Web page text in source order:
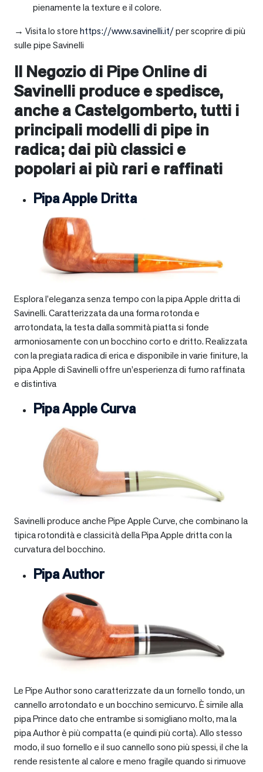
pienamente la texture e il colore.
→ Visita lo storehttps://www.savinelli.it/per scoprire di più
sulle pipe Savinelli
Il Negozio di Pipe Online di
Savinelli produce e spedisce,
anche aCastelgomberto, tutti i
principali modelli di pipe in
radica; dai più classici e
popolari ai più rari e raffinati
Pipa Apple Dritta
Esplora l’eleganza senza tempo con la pipa Apple dritta di
Savinelli. Caratterizzata da una forma rotonda e
arrotondata, la testa dalla sommità piatta si fonde
armoniosamente con un bocchino corto e dritto. Realizzata
con la pregiata radica di erica e disponibile in varie finiture, la
pipa Apple di Savinelli offre un’esperienza di fumo raffinata
e distintiva
Pipa Apple Curva
Savinelli produce anche Pipe Apple Curve, che combinano la
tipica rotondità e classicità della Pipa Apple dritta con la
curvatura del bocchino.
Pipa Author
Le Pipe Author sono caratterizzate da un fornello tondo, un
cannello arrotondato e un bocchino semicurvo. È simile alla
pipa Prince dato che entrambe si somigliano molto, ma la
pipa Author è più compatta (e quindi più corta). Allo stesso
modo, il suo fornello e il suo cannello sono più spessi, il che la
rende resistente al calore e meno fragile quando si rimuove